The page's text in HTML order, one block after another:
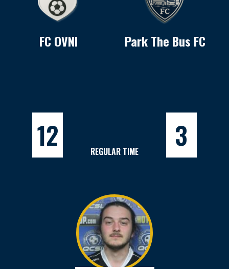
FC OVNI Park The Bus FC
12 REGULAR TIME 3